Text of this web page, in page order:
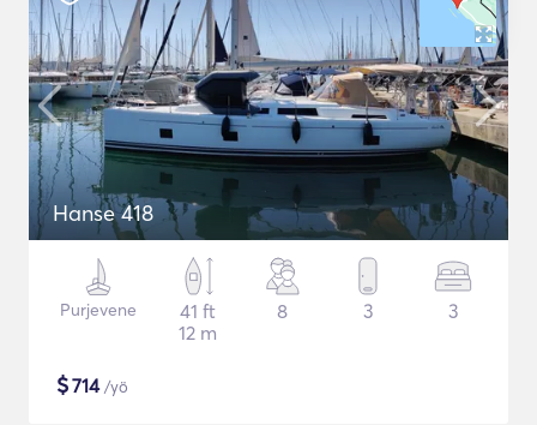
Hanse 418
Purjevene
41 ft
12 m
8 3 3
$714/yö